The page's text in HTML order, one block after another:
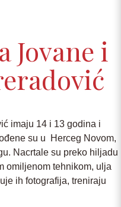
Jovane i
imaju 14 i 13 godina i
su u Herceg Novom,
Nacrtale su preko hiljadu
omiljenom tehnikom, ulja
ih fotografija, treniraju